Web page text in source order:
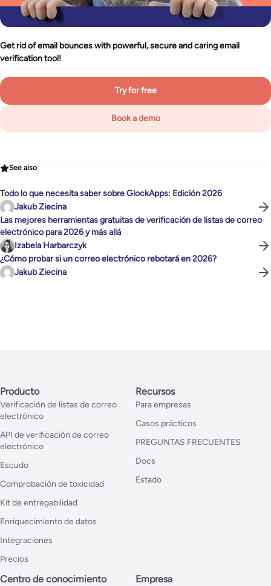
Get rid of email bounces with powerful, secure and caring email
verification tool!
Try for free
Book a demo
See also
Todo lo que necesita saber sobre GlockApps: Edición 2026
Jakub Ziecina
Las mejores herramientas gratuitas de verificación de listas de correo
electrónico para 2026 y más allá
Izabela Harbarczyk
¿Cómo probar si un correo electrónico rebotará en 2026?
Jakub Ziecina
Producto
Verificación de listas de correo
electrónico
API de verificación de correo
electrónico
Escudo
Comprobación de toxicidad
Kit de entregabilidad
Enriquecimiento de datos
Integraciones
Precios
Recursos
Para empresas
Casos prácticos
PREGUNTAS FRECUENTES
Docs
Estado
Centro de conocimiento Empresa